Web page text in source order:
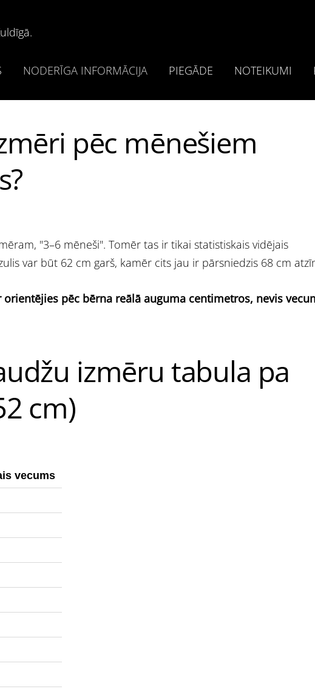
NODERĪGA INFORMĀCIJA PIEGĀDE NOTEIKUMI
pēc mēnešiem
"3–6 mēneši". Tomēr tas ir tikai statistiskais vidējais
var būt 62 cm garš, kamēr cits jau ir pārsniedzis 68 cm
orientējies pēc bērna reālā auguma centimetros, nevis
izmēru tabula pa
cm)
vecums